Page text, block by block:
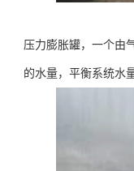
压力膨胀罐，一个由
的水量，平衡系统水